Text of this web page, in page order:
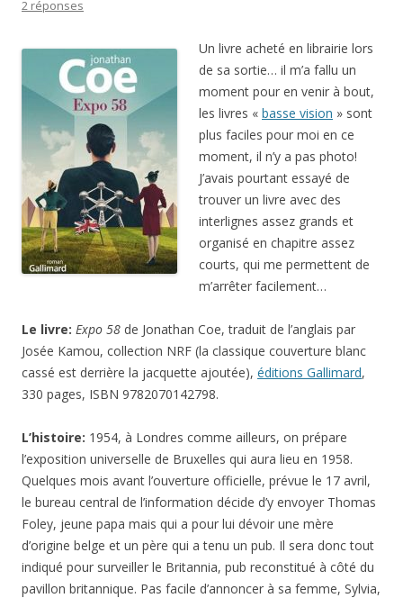
2 réponses
Un livre acheté en librairie lors
de sa sortie… il m’a fallu un
moment pour en venir à bout,
les livres « basse vision » sont
plus faciles pour moi en ce
moment, il n’y a pas photo!
J’avais pourtant essayé de
trouver un livre avec des
interlignes assez grands et
organisé en chapitre assez
courts, qui me permettent de
m’arrêter facilement…
Le livre: Expo 58 de Jonathan Coe, traduit de l’anglais par
Josée Kamou, collection NRF (la classique couverture blanc
cassé est derrière la jacquette ajoutée), éditions Gallimard,
330 pages, ISBN 9782070142798.
L’histoire: 1954, à Londres comme ailleurs, on prépare
l’exposition universelle de Bruxelles qui aura lieu en 1958.
Quelques mois avant l’ouverture officielle, prévue le 17 avril,
le bureau central de l’information décide d’y envoyer Thomas
Foley, jeune papa mais qui a pour lui dévoir une mère
d’origine belge et un père qui a tenu un pub. Il sera donc tout
indiqué pour surveiller le Britannia, pub reconstitué à côté du
pavillon britannique. Pas facile d’annoncer à sa femme, Sylvia,